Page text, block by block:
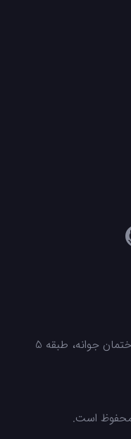
جوانه، طبقه 5
محفوظ است.